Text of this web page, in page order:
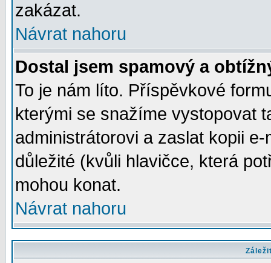
zakázat.
Návrat nahoru
Dostal jsem spamový a
To je nám líto. Příspěvkové
kterými se snažíme vystopovat
administrátorovi a zaslat kopii
důležité (kvůli hlavičce, která
mohou konat.
Návrat nahoru